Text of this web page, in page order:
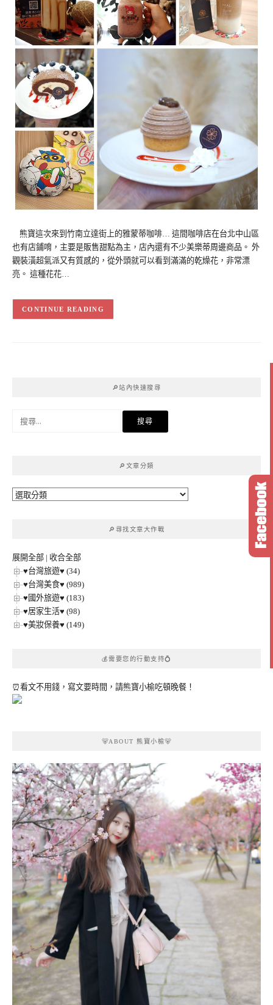
熊寶這次來到竹南立達街上的雅蒙蒂咖啡… 這間咖啡店在台北中山區
也有店鋪唷，主要是販售甜點為主，店內還有不少美樂蒂周邊商品。 外
觀裝潢超氣派又有質感的，從外頭就可以看到滿滿的乾燥花，非常漂
亮。 這種花花…
CONTINUE READING
🔎站內快速搜尋
🔎文章分類
🔎
🔎尋找文章大作戰
展開全部 | 收合全部
♥台灣旅遊♥ (34)
♥台灣美食♥ (989)
♥國外旅遊♥ (183)
♥居家生活♥ (98)
♥美妝保養♥ (149)
💰需要您的行動支持💍
⏰看文不用錢，寫文要時間，請熊寶小榆吃頓晚餐！
🐻ABOUT 熊寶小榆🐻